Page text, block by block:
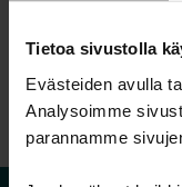
Tietoa sivustolla
Evästeiden avulla
Analysoimme
parannamme